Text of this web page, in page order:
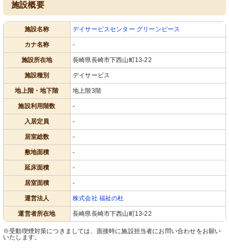
施設概要
施設名称 デイサービスセンター グリーンピース
カナ名称 -
施設所在地 長崎県長崎市下西山町13-22
施設種別 デイサービス
地上階・地下階 地上階3階
施設利用階数 -
入居定員 -
居室総数 -
敷地面積 -
延床面積 -
居室面積 -
運営法人 株式会社 福祉の杜
運営者所在地 長崎県長崎市下西山町13-22
※受動喫煙対策につきましては、面接時に施設担当者にお問い合わせをお願い
いたします。